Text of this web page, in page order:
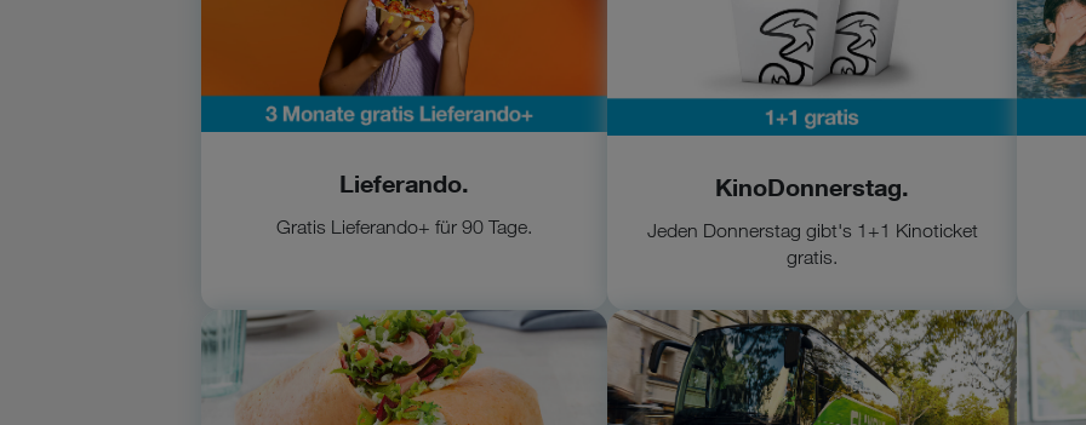
Lieferando.
Gratis Lieferando+ für 90 Tage.
KinoDonnerstag.
Jeden Donnerstag gibt's 1+1 Kinoticket
gratis.
Zu Nordsee Zu FlixBus